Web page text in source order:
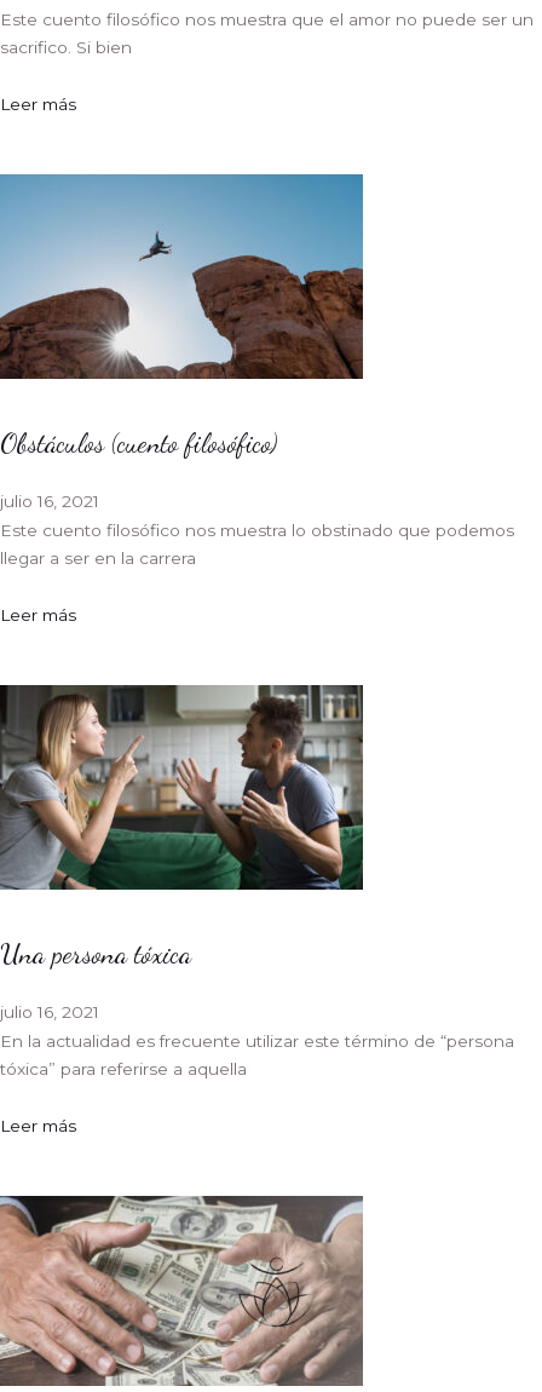
Este cuento filosófico nos muestra que el amor no puede ser un
sacrifico. Si bien
Leer más
Obstáculos (cuento filosófico)
julio 16, 2021
Este cuento filosófico nos muestra lo obstinado que podemos
llegar a ser en la carrera
Leer más
Una persona tóxica
julio 16, 2021
En la actualidad es frecuente utilizar este término de “persona
tóxica” para referirse a aquella
Leer más